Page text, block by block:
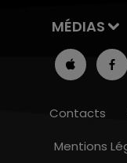
MÉDIAS
Contacts
Mentions